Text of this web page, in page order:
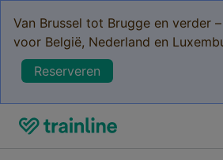
Van Brussel tot Brugge en verder
voor België, Nederland en
Reserveren